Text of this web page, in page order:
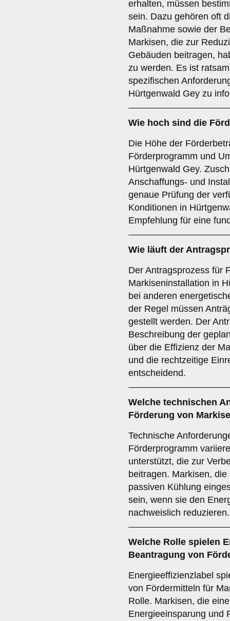
erhalten, müssen
sein. Dazu gehören oft
Maßnahme sowie der
Markisen, die zur
Gebäuden beitragen,
zu werden. Es ist
spezifischen
Hürtgenwald Gey zu
Wie hoch sind die
Die Höhe der
Förderprogramm und
Hürtgenwald Gey.
Anschaffungs- und
genaue Prüfung der
Konditionen in
Empfehlung für eine
Wie läuft der
Der Antragsprozess für
Markiseninstallation in
bei anderen
der Regel müssen
gestellt werden. Der
Beschreibung der
über die Effizienz der
und die rechtzeitige
entscheidend.
Welche technischen
Förderung von
Technische
Förderprogramm
unterstützt, die zur
beitragen. Markisen,
passiven Kühlung
sein, wenn sie den
nachweislich reduzieren.
Welche Rolle spielen
Beantragung von
Energieeffizienzlabel
von Fördermitteln für
Rolle. Markisen, die
Energieeinsparung und